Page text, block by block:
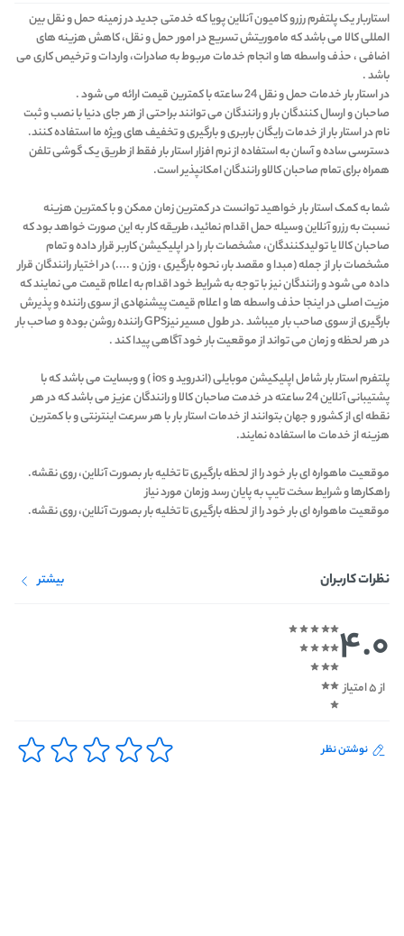
استاربار یک پلتفرم رزرو کامیون آنلاین پویا که خدمتی جدید در زمینه حمل و نقل بین
المللی کالا می باشد که ماموریتش تسریع در امور حمل و نقل، کاهش هزینه های
اضافی ، حذف واسطه ها و انجام خدمات مربوط به صادرات، واردات و ترخیص کاری می
باشد .
در استار بار خدمات حمل و نقل 24 ساعته با کمترین قیمت ارائه می شود .
صاحبان و ارسال کنندگان بار و رانندگان می توانند براحتی از هر جای دنیا با نصب و ثبت
نام در استار بار از خدمات رایگان باربری و بارگیری و تخفیف های ویژه ما استفاده کنند.
دسترسی ساده و آسان به استفاده از نرم افزار استار بار فقط از طریق یک گوشی تلفن
همراه برای تمام صاحبان کالاو رانندگان امکانپذیر است.
شما به کمک استار بار خواهید توانست در کمترین زمان ممکن و با کمترین هزینه
نسبت به رزرو آنلاین وسیله حمل اقدام نمائید، طریقه کار به این صورت خواهد بود که
صاحبان کالا یا تولیدکنندگان، مشخصات بار را در اپلیکیشن کاربر قرار داده و تمام
مشخصات بار از جمله (مبدا و مقصد بار، نحوه بارگیری ، وزن و ....) در اختیار رانندگان قرار
داده می شود و رانندگان نیز با توجه به شرایط خود اقدام به اعلام قیمت می نمایند که
مزیت اصلی در اینجا حذف واسطه ها و اعلام قیمت پیشنهادی از سوی راننده و پذیرش
بارگیری از سوی صاحب بار میباشد .در طول مسیر نیزGPS راننده روشن بوده و صاحب بار
در هر لحظه و زمان می تواند از موقعیت بار خود آگاهی پیدا کند .
پلتفرم استار بار شامل اپلیکیشن موبایلی (اندروید و ios ) و وبسایت می باشد که با
پشتیبانی آنلاین 24 ساعته در خدمت صاحبان کالا و رانندگان عزیز می باشد که در هر
نقطه ای از کشور و جهان بتوانند از خدمات استار بار با هر سرعت اینترنتی و با کمترین
هزینه از خدمات ما استفاده نمایند.
موقعیت ماهواره ای بار خود را از لحظه بارگیری تا تخلیه بار بصورت آنلاین، روی نقشه.
راهکارها و شرایط سخت تایپ به پایان رسد وزمان مورد نیاز
موقعیت ماهواره ای بار خود را از لحظه بارگیری تا تخلیه بار بصورت آنلاین، روی نقشه.
نظرات کاربران بیشتر
4.0
از 5 امتیاز
نوشتن نظر